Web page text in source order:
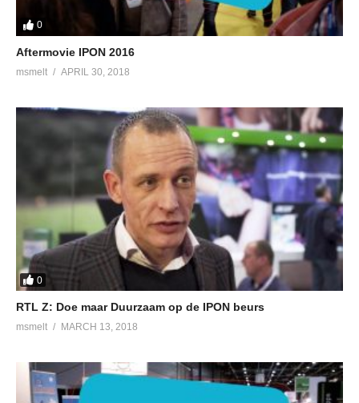
0
Aftermovie IPON 2016
msmelt APRIL 30, 2018
0
RTL Z: Doe maar Duurzaam op de IPON beurs
msmelt MARCH 13, 2018